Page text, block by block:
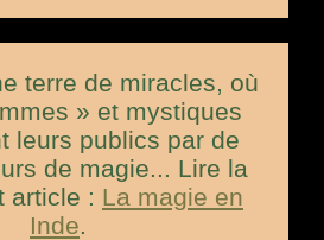
terre de miracles, où
» et mystiques
leurs publics par de
de magie... Lire la
article : La magie en
Inde